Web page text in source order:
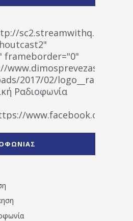
frameborder="0"
www.dimosprevezas.gr/wp-
2017/02/
Ραδιοφωνία
www.facebook.com/
" artist="" ]